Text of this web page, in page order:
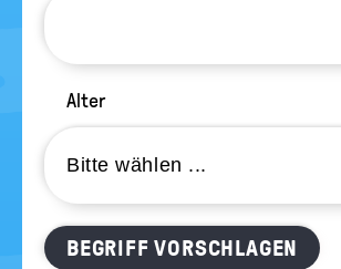
Alter